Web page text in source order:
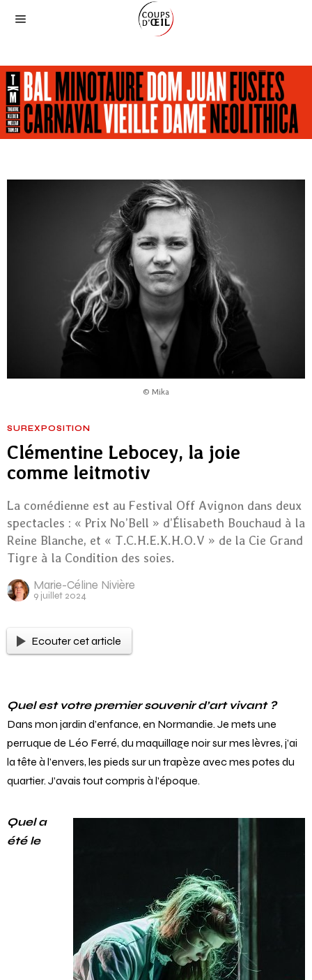
© Mika
SUREXPOSITION
Clémentine Lebocey, la joie
comme leitmotiv
La comédienne est au Festival Off Avignon dans deux
spectacles : « Prix No’Bell » d’Élisabeth Bouchaud à la
Reine Blanche, et « T.C.H.E.K.H.O.V » de la Cie Grand
Tigre à la Condition des soies.
Marie-Céline Nivière
9 juillet 2024
Ecouter cet article
Quel est votre premier souvenir d’art vivant ?
Dans mon jardin d’enfance, en Normandie. Je mets une
perruque de Léo Ferré, du maquillage noir sur mes lèvres, j’ai
la tête à l’envers, les pieds sur un trapèze avec mes potes du
quartier. J’avais tout compris à l’époque.
Quel a
été le